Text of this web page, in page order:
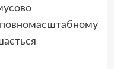
повномасштабному